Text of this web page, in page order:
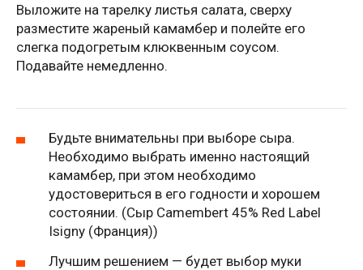
Выложите на тарелку листья салата, сверху
разместите жареный камамбер и полейте его
слегка подогретым клюквенным соусом.
Подавайте немедленно.
Будьте внимательны при выборе сыра.
Необходимо выбрать именно настоящий
камамбер, при этом необходимо
удостовериться в его годности и хорошем
состоянии. (Сыр Camembert 45% Red Label
Isigny (Франция))
Лучшим решением — будет выбор муки